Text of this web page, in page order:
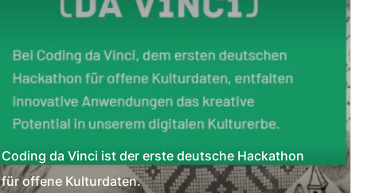
Coding da Vinci ist der erste deutsche Hackathon
für offene Kulturdaten.